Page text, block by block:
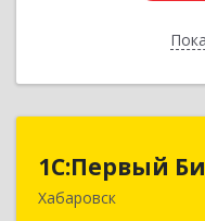
1С:Первый
Хабаровск680030,